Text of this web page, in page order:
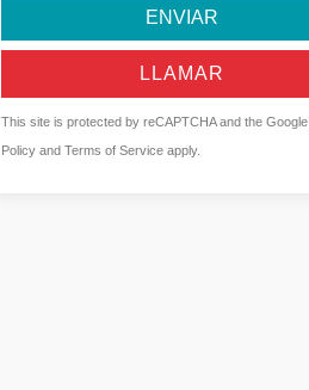
ENVIAR
LLAMAR
This site is protected by reCAPTCHA and the Google
Policy andTerms of Service apply.